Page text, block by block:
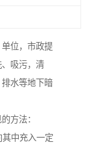
位，市政提
吸污，清
水等地下暗
方法：
其中充入一定